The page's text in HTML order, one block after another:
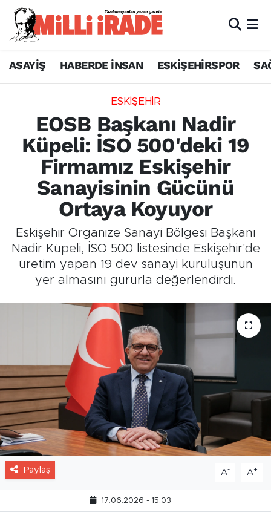
ASAYİŞ HABERDE İNSAN ESKİŞEHİRSPOR
ESKİŞEHİR
EOSB Başkanı Nadir
Küpeli: İSO 500'deki 19
Firmamız Eskişehir
Sanayisinin Gücünü
Ortaya Koyuyor
Eskişehir Organize Sanayi Bölgesi Başkanı
Nadir Küpeli, İSO 500 listesinde Eskişehir'de
üretim yapan 19 dev sanayi kuruluşunun
yer almasını gururla değerlendirdi.
Paylaş A- A+
17.06.2026 - 15:03